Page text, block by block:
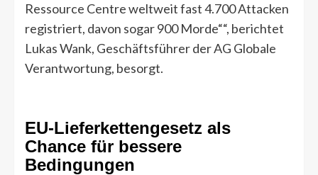
Ressource Centre weltweit fast 4.700 Attacken
registriert, davon sogar 900 Morde““, berichtet
Lukas Wank, Geschäftsführer der AG Globale
Verantwortung, besorgt.
EU-Lieferkettengesetz als
Chance für bessere
Bedingungen